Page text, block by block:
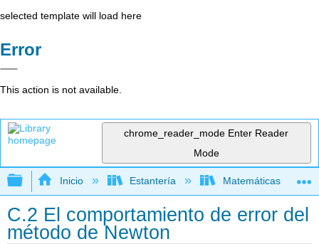
selected template will load here
Error
This action is not available.
chrome_reader_mode Enter Reader
Mode
Expandir/contraer jerarquía global
Inicio Estantería Matemáticas
C.2 El comportamiento de error del
método de Newton